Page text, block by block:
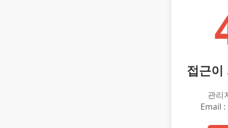
접근이
관리
Email